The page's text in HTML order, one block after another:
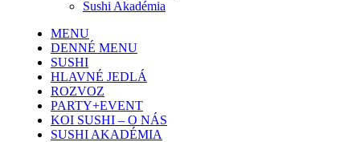
Sushi Akadémia
MENU
DENNÉ MENU
SUSHI
HLAVNÉ JEDLÁ
ROZVOZ
PARTY+EVENT
KOI SUSHI – O NÁS
SUSHI AKADÉMIA